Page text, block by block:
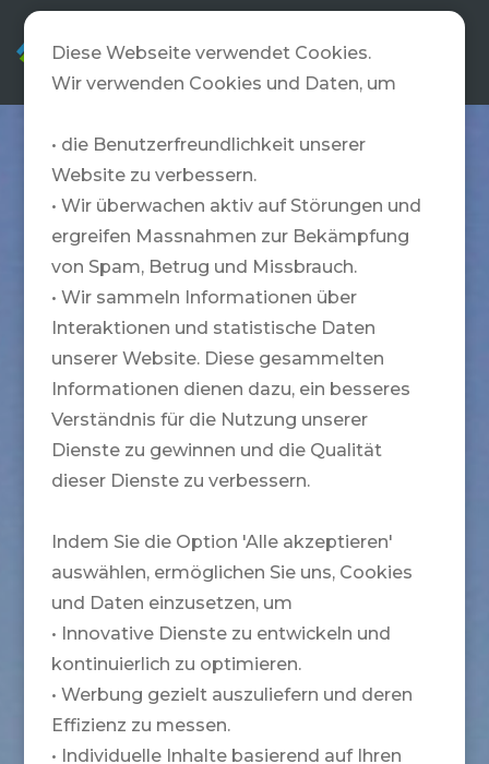
DE
Diese Webseite verwendet Cookies.
Wir verwenden Cookies und Daten, um
• die Benutzerfreundlichkeit unserer
Website zu verbessern.
• Wir überwachen aktiv auf Störungen und
ergreifen Massnahmen zur Bekämpfung
von Spam, Betrug und Missbrauch.
• Wir sammeln Informationen über
Interaktionen und statistische Daten
unserer Website. Diese gesammelten
Informationen dienen dazu, ein besseres
Verständnis für die Nutzung unserer
Dienste zu gewinnen und die Qualität
dieser Dienste zu verbessern.
Indem Sie die Option 'Alle akzeptieren'
auswählen, ermöglichen Sie uns, Cookies
und Daten einzusetzen, um
• Innovative Dienste zu entwickeln und
kontinuierlich zu optimieren.
• Werbung gezielt auszuliefern und deren
Effizienz zu messen.
• Individuelle Inhalte basierend auf Ihren